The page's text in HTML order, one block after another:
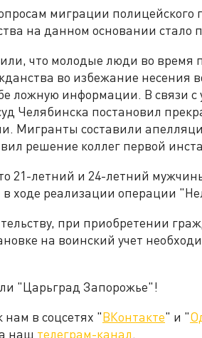
миграции полицейского
на данном основании стало
что молодые люди во время
во избежание несения
ложную информации. В связи
Челябинска постановил
Мигранты составили
решение коллег первой
21-летний и 24-летний
в ходе реализации операции
при приобретении
на воинский учет
"Царьград Запорожье"!
в соцсетях "ВКонтакте" и "
наш телеграм-канал.